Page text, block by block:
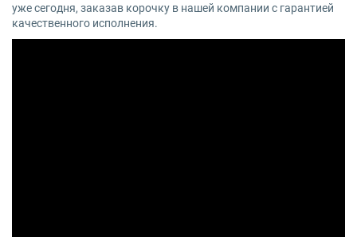
уже сегодня, заказав корочку в нашей компании с гарантией
качественного исполнения.